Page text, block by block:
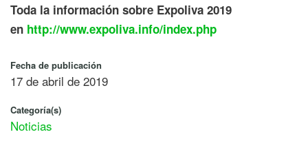
Toda la información sobre Expoliva 2019
en http://www.expoliva.info/index.php
Fecha de publicación
17 de abril de 2019
Categoría(s)
Noticias